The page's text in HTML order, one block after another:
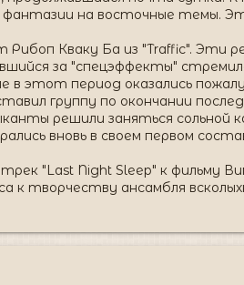
фантазии на восточные темы.
Кваку Ба из "Traffic". Эти
за "спецэффекты"
в этот период оказались
группу по окончании
решили заняться сольной
вновь в своем первом
"Last Night Sleep" к фильму
к творчеству ансамбля